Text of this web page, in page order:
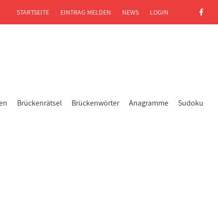
Brückenrätsel Brückenwörter Anagramme Sudoku
STARTSEITE EINTRAG MELDEN NEWS LOGIN